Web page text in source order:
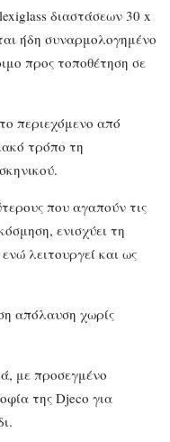
διαστάσεων 30 x
ήδη συναρμολογημένο
προς τοποθέτηση σε
περιεχόμενο από
τρόπο τη
που αγαπούν τις
ενισχύει τη
λειτουργεί και ως
απόλαυση χωρίς
με προσεγμένο
της Djeco για